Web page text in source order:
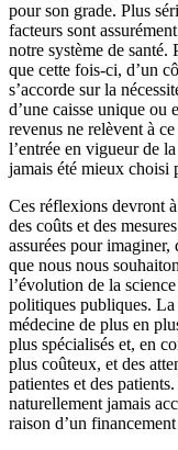
pour son grade. Plus
facteurs sont
notre système de santé.
que cette fois-ci, d’un
s’accorde sur la
d’une caisse unique ou
revenus ne relèvent à
l’entrée en vigueur de
jamais été mieux choisi
Ces réflexions devront
des coûts et des
assurées pour
que nous nous
l’évolution de la
politiques publiques. La
médecine de plus en
plus spécialisés et, en
plus coûteux, et des
patientes et des
naturellement jamais
raison d’un